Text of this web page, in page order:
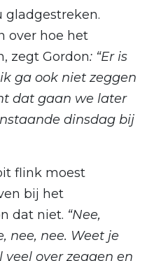
gladgestreken.
over hoe het
zegt Gordon: “Er is
ga ook niet zeggen
dat gaan we later
dinsdag bij
flink moest
bij het
dat niet. “Nee,
nee, nee. Weet je
over zeggen en